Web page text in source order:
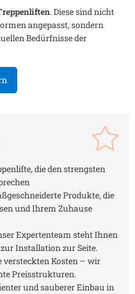
. Diese sind nicht
angepasst, sondern
Bedürfnisse der
die den strengsten
Produkte, die
und Ihrem Zuhause
Expertenteam steht Ihnen
Installation zur Seite.
versteckten Kosten – wir
Preisstrukturen.
und sauberer Einbau in